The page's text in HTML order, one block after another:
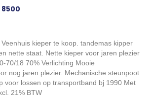
kieper te koop. tandemas kipper
nette staat. Nette kieper voor jaren plezier
70/18 70% Verlichting Mooie
nog jaren plezier. Mechanische steunpoot
voor lossen op transportband bj 1990 Met
21% BTW